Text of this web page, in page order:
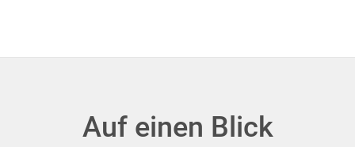
Auf einen Blick